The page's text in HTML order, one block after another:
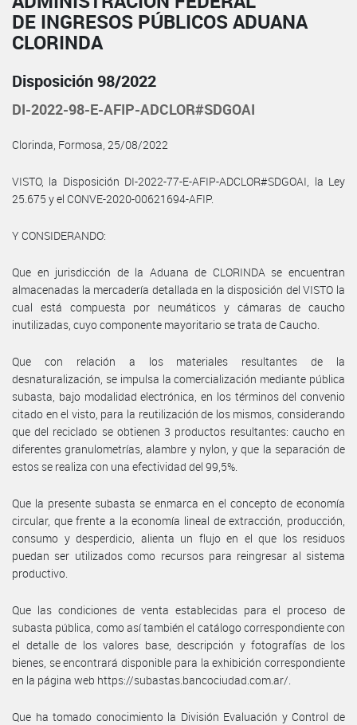
DE INGRESOS PÚBLICOS ADUANA
CLORINDA
Disposición 98/2022
DI-2022-98-E-AFIP-ADCLOR#SDGOAI
Clorinda, Formosa, 25/08/2022
VISTO, la Disposición DI-2022-77-E-AFIP-ADCLOR#SDGOAI, la Ley
25.675 y el CONVE-2020-00621694-AFIP.
Y CONSIDERANDO:
Que en jurisdicción de la Aduana de CLORINDA se encuentran
almacenadas la mercadería detallada en la disposición del VISTO la
cual está compuesta por neumáticos y cámaras de caucho
inutilizadas, cuyo componente mayoritario se trata de Caucho.
Que con relación a los materiales resultantes de la
desnaturalización, se impulsa la comercialización mediante pública
subasta, bajo modalidad electrónica, en los términos del convenio
citado en el visto, para la reutilización de los mismos, considerando
que del reciclado se obtienen 3 productos resultantes: caucho en
diferentes granulometrías, alambre y nylon, y que la separación de
estos se realiza con una efectividad del 99,5%.
Que la presente subasta se enmarca en el concepto de economía
circular, que frente a la economía lineal de extracción, producción,
consumo y desperdicio, alienta un flujo en el que los residuos
puedan ser utilizados como recursos para reingresar al sistema
productivo.
Que las condiciones de venta establecidas para el proceso de
subasta pública, como así también el catálogo correspondiente con
el detalle de los valores base, descripción y fotografías de los
bienes, se encontrará disponible para la exhibición correspondiente
en la página web https://subastas.bancociudad.com.ar/.
Que ha tomado conocimiento la División Evaluación y Control de